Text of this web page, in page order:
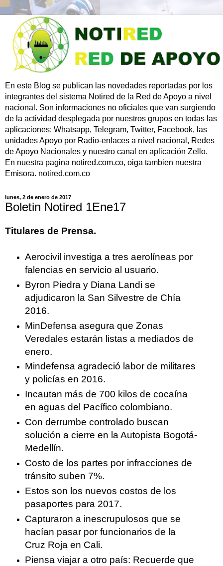
En este Blog se publican las novedades reportadas por los
integrantes del sistema Notired de la Red de Apoyo a nivel
nacional. Son informaciones no oficiales que van surgiendo
de la actividad desplegada por nuestros grupos en todas las
aplicaciones: Whatsapp, Telegram, Twitter, Facebook, las
unidades Apoyo por Radio-enlaces a nivel nacional, Redes
de Apoyo Nacionales y nuestro canal en aplicación Zello.
En nuestra pagina notired.com.co, oiga tambien nuestra
Emisora. notired.com.co
lunes, 2 de enero de 2017
Boletin Notired 1Ene17
Titulares de Prensa.
Aerocivil investiga a tres aerolíneas por
falencias en servicio al usuario.
Byron Piedra y Diana Landi se
adjudicaron la San Silvestre de Chía
2016.
MinDefensa asegura que Zonas
Veredales estarán listas a mediados de
enero.
Mindefensa agradeció labor de militares
y policías en 2016.
Incautan más de 700 kilos de cocaína
en aguas del Pacífico colombiano.
Con derrumbe controlado buscan
solución a cierre en la Autopista Bogotá-
Medellín.
Costo de los partes por infracciones de
tránsito suben 7%.
Estos son los nuevos costos de los
pasaportes para 2017.
Capturaron a inescrupulosos que se
hacían pasar por funcionarios de la
Cruz Roja en Cali.
Piensa viajar a otro país: Recuerde que